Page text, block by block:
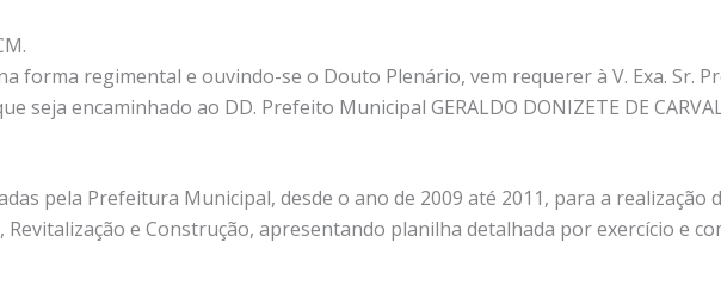
forma regimental e ouvindo-se o Douto Plenário, vem requerer à V. Exa. Sr.
seja encaminhado ao DD. Prefeito Municipal GERALDO DONIZETE DE
pela Prefeitura Municipal, desde o ano de 2009 até 2011, para a realização
e Construção, apresentando planilha detalhada por exercício e